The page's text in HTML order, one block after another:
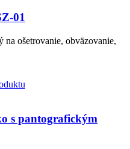
01
ošetrovanie, obväzovanie,
s pantografickým